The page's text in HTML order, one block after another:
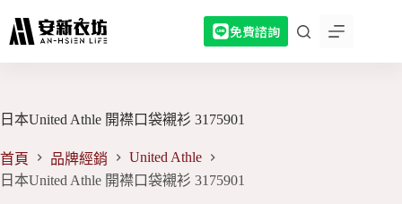
至
容
免費諮詢
日本United Athle 開襟口袋襯衫 3175901
首頁 品牌經銷
United Athle
日本United Athle 開襟口袋襯衫 3175901